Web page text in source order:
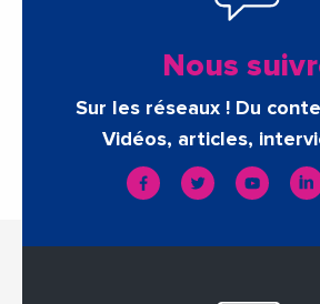
Nous
Sur les réseaux ! Du
Vidéos, articles,